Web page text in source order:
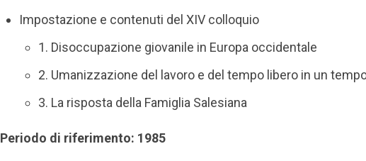
Impostazione e contenuti del XIV colloquio
1. Disoccupazione giovanile in Europa occidentale
2. Umanizzazione del lavoro e del tempo libero in un
3. La risposta della Famiglia Salesiana
Periodo di riferimento: 1985